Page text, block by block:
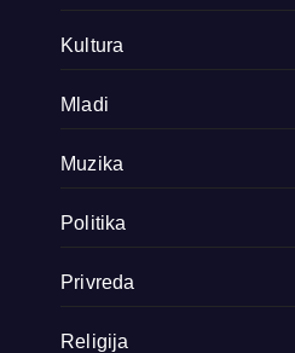
Kultura
Mladi
Muzika
Politika
Privreda
Religija